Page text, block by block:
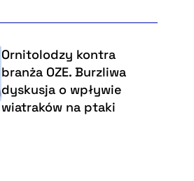
Ornitolodzy kontra
branża OZE. Burzliwa
dyskusja o wpływie
wiatraków na ptaki